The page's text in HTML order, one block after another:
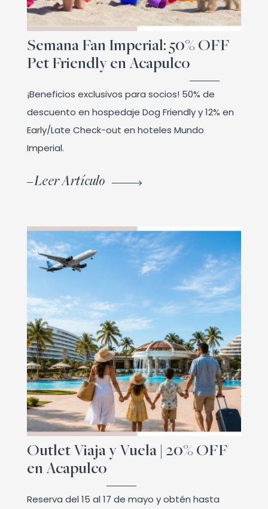
Semana Fan Imperial: 50% OFF
Pet Friendly en Acapulco
¡Beneficios exclusivos para socios! 50% de
descuento en hospedaje Dog Friendly y 12% en
Early/Late Check-out en hoteles Mundo
Imperial.
Leer Artículo
Outlet Viaja y Vuela | 20% OFF
en Acapulco
Reserva del 15 al 17 de mayo y obtén hasta